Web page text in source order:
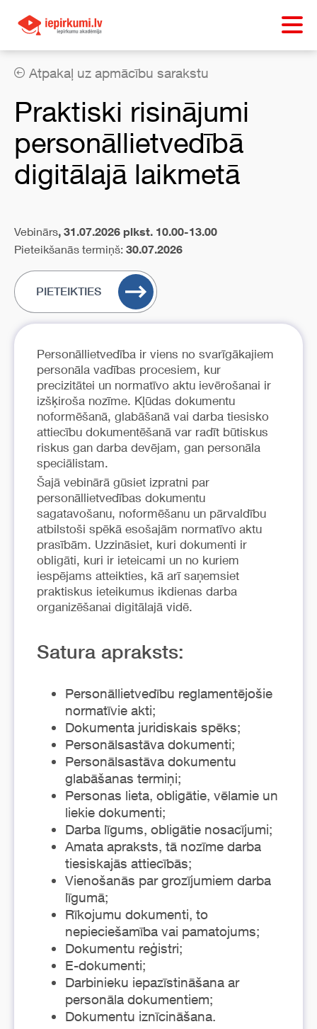
Atpakaļ uz apmācību sarakstu
Praktiski risinājumi
personāllietvedībā
digitālajā laikmetā
Vebinārs, 31.07.2026 plkst. 10.00-13.00
Pieteikšanās termiņš: 30.07.2026
PIETEIKTIES
Personāllietvedība ir viens no svarīgākajiem
personāla vadības procesiem, kur
precizitātei un normatīvo aktu ievērošanai ir
izšķiroša nozīme. Kļūdas dokumentu
noformēšanā, glabāšanā vai darba tiesisko
attiecību dokumentēšanā var radīt būtiskus
riskus gan darba devējam, gan personāla
speciālistam.
Šajā vebinārā gūsiet izpratni par
personāllietvedības dokumentu
sagatavošanu, noformēšanu un pārvaldību
atbilstoši spēkā esošajām normatīvo aktu
prasībām. Uzzināsiet, kuri dokumenti ir
obligāti, kuri ir ieteicami un no kuriem
iespējams atteikties, kā arī saņemsiet
praktiskus ieteikumus ikdienas darba
organizēšanai digitālajā vidē.
Satura apraksts:
Personāllietvedību reglamentējošie
normatīvie akti;
Dokumenta juridiskais spēks;
Personālsastāva dokumenti;
Personālsastāva dokumentu
glabāšanas termiņi;
Personas lieta, obligātie, vēlamie un
liekie dokumenti;
Darba līgums, obligātie nosacījumi;
Amata apraksts, tā nozīme darba
tiesiskajās attiecībās;
Vienošanās par grozījumiem darba
līgumā;
Rīkojumu dokumenti, to
nepieciešamība vai pamatojums;
Dokumentu reģistri;
E-dokumenti;
Darbinieku iepazīstināšana ar
personāla dokumentiem;
Dokumentu iznīcināšana.